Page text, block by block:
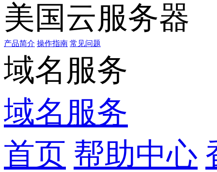
美国云服务器
产品简介 操作指南 常见问题
域名服务
域名服务
首页 帮助中心